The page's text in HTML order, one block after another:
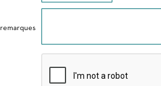
remarques